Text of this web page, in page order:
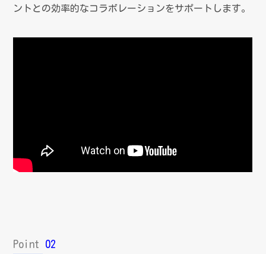
ントとの効率的なコラボレーションをサポートします。
Point 02